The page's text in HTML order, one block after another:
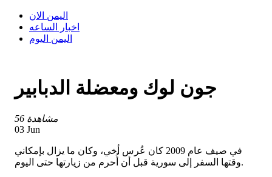
اليمن الان
اخبار الساعه
اليمن اليوم
جون لوك ومعضلة الدبابير
56 مشاهدة
03 Jun
في صيف عام 2009 كان عُرس أخي، وكان ما يزال بإمكاني
وقتها السفر إلى سورية قبل أن أُحرم من زيارتها حتى اليوم.